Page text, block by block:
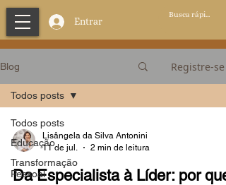
Entrar
Blog Registre-se
Todos posts
Educação
Transformação
Pessoal
Todos posts
Lisângela da Silva Antonini
11 de jul.
2 min de leitura
Da Especialista à Líder: por que